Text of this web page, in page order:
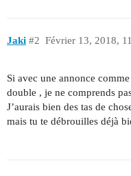
Jaki Février 13, 2018,
#2
Si avec une annonce
double , je ne comprends
J’aurais bien des tas de
mais tu te débrouilles déjà